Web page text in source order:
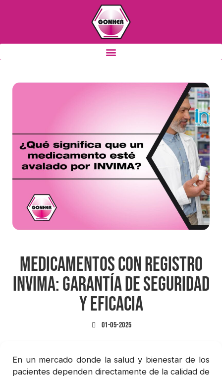
Medicamentos con registro
INVIMA: garantía de seguridad
y eficacia
01-05-2025
En un mercado donde la salud y bienestar de los
pacientes dependen directamente de la calidad de